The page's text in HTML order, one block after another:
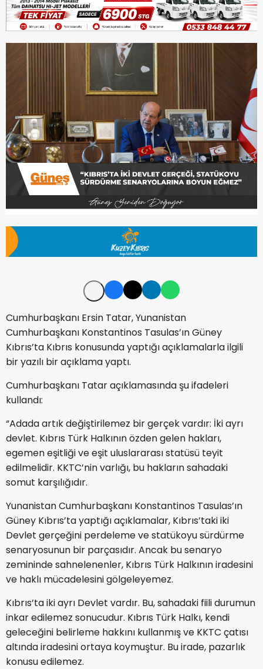
Cumhurbaşkanı Ersin Tatar, Yunanistan
Cumhurbaşkanı Konstantinos Tasulas’ın Güney
Kıbrıs’ta Kıbrıs konusunda yaptığı açıklamalarla ilgili
bir yazılı bir açıklama yaptı.
Cumhurbaşkanı Tatar açıklamasında şu ifadeleri
kullandı:
“Adada artık değiştirilemez bir gerçek vardır: İki ayrı
devlet. Kıbrıs Türk Halkının özden gelen hakları,
egemen eşitliği ve eşit uluslararası statüsü teyit
edilmelidir. KKTC’nin varlığı, bu hakların sahadaki
somut karşılığıdır.
Yunanistan Cumhurbaşkanı Konstantinos Tasulas’ın
Güney Kıbrıs’ta yaptığı açıklamalar, Kıbrıs’taki iki
Devlet gerçeğini perdeleme ve statükoyu sürdürme
senaryosunun bir parçasıdır. Ancak bu senaryo
zemininde sahnelenenler, Kıbrıs Türk Halkının iradesini
ve haklı mücadelesini gölgeleyemez.
Kıbrıs’ta iki ayrı Devlet vardır. Bu, sahadaki fiili durumun
inkar edilemez sonucudur. Kıbrıs Türk Halkı, kendi
geleceğini belirleme hakkını kullanmış ve KKTC çatısı
altında iradesini ortaya koymuştur. Bu irade, pazarlık
konusu edilemez.